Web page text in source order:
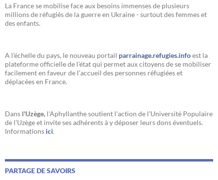
La France se mobilise face aux besoins immenses de plusieurs
millions de réfugiés de la guerre en Ukraine - surtout des femmes et
des enfants.
A l’échelle du pays, le nouveau portail parrainage.refugies.infoest la
plateforme officielle de l'état qui permet aux citoyens de se mobiliser
facilement en faveur de l'accueil des personnes réfugiées et
déplacées en France.
Dans l'Uzège, l'Aphyllanthe soutient l'action de l'Université Populaire
de l'Uzège et invite ses adhérents à y déposer leurs dons éventuels.
Informations ici.
PARTAGE DE SAVOIRS